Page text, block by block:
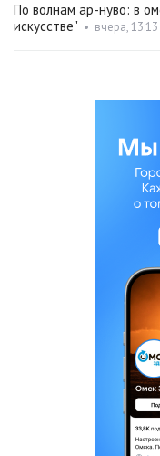
По волнам ар-нуво: в
искусстве" • вчера, 13:13